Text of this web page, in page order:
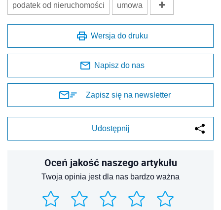
podatek od nieruchomości umowa
Wersja do druku
Napisz do nas
Zapisz się na newsletter
Udostępnij
Oceń jakość naszego artykułu
Twoja opinia jest dla nas bardzo ważna